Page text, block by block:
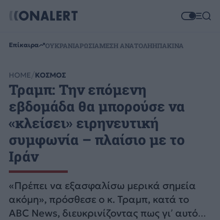
Επίκαιρα ΟΥΚΡΑΝΙΑΡΩΣΙΑΜΕΣΗ ΑΝΑΤΟΛΗΗΠΑΚΙΝΑ
HOME ΚΟΣΜΟΣ
Τραμπ: Την επόμενη
εβδομάδα θα μπορούσε να
«κλείσει» ειρηνευτική
συμφωνία – πλαίσιο με το
Ιράν
«Πρέπει να εξασφαλίσω μερικά σημεία
ακόμη», πρόσθεσε ο κ. Τραμπ, κατά το
ABC News, διευκρινίζοντας πως γι’ αυτό